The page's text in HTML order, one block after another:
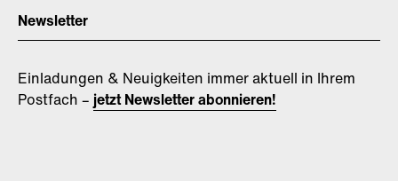
Newsletter
Einladungen & Neuigkeiten immer aktuell in Ihrem
Postfach – jetzt Newsletter abonnieren!